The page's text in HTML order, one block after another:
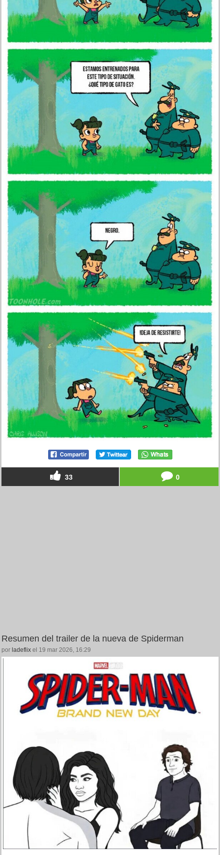
33 0
Resumen del trailer de la nueva de Spiderman
por ladeflix el 19 mar 2026, 16:29